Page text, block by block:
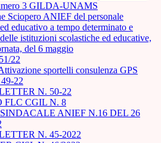
3 GILDA-UNAMS
Sciopero ANIEF del personale
educativo a tempo determinato e
istituzioni scolastiche ed educative,
del 6 maggio
22
sportelli consulenza GPS
22
N. 50-22
FLC CGIL N. 8
ANIEF N.16 DEL 26
N. 45-2022